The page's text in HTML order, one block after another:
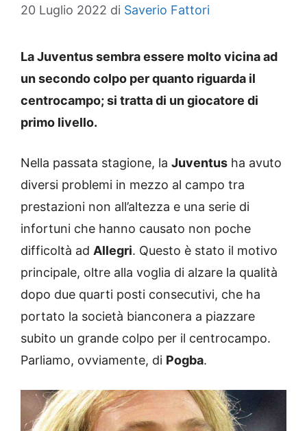
20 Luglio 2022 di Saverio Fattori
La Juventus sembra essere molto vicina ad
un secondo colpo per quanto riguarda il
centrocampo; si tratta di un giocatore di
primo livello.
Nella passata stagione, la Juventus ha avuto
diversi problemi in mezzo al campo tra
prestazioni non all’altezza e una serie di
infortuni che hanno causato non poche
difficoltà ad Allegri. Questo è stato il motivo
principale, oltre alla voglia di alzare la qualità
dopo due quarti posti consecutivi, che ha
portato la società bianconera a piazzare
subito un grande colpo per il centrocampo.
Parliamo, ovviamente, di Pogba.